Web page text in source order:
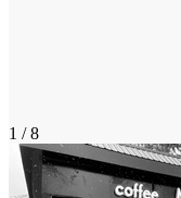
1 / 8